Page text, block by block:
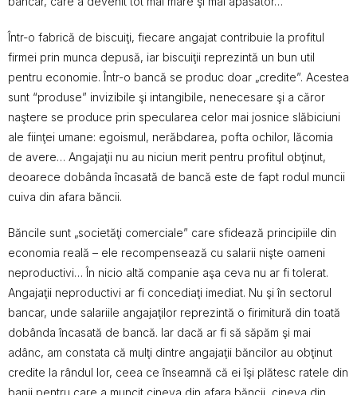
Într-o fabrică de biscuiţi, fiecare angajat contribuie la profitul
firmei prin munca depusă, iar biscuiţii reprezintă un bun util
pentru economie. Într-o bancă se produc doar „credite”. Acestea
sunt “produse” invizibile şi intangibile, nenecesare şi a căror
naştere se produce prin specularea celor mai josnice slăbiciuni
ale fiinţei umane: egoismul, nerăbdarea, pofta ochilor, lăcomia
de avere… Angajaţii nu au niciun merit pentru profitul obţinut,
deoarece dobânda încasată de bancă este de fapt rodul muncii
cuiva din afara băncii.
Băncile sunt „societăţi comerciale” care sfidează principiile din
economia reală – ele recompensează cu salarii nişte oameni
neproductivi… În nicio altă companie aşa ceva nu ar fi tolerat.
Angajaţii neproductivi ar fi concediaţi imediat. Nu şi în sectorul
bancar, unde salariile angajaţilor reprezintă o firimitură din toată
dobânda încasată de bancă. Iar dacă ar fi să săpăm şi mai
adânc, am constata că mulţi dintre angajaţii băncilor au obţinut
credite la rândul lor, ceea ce înseamnă că ei îşi plătesc ratele din